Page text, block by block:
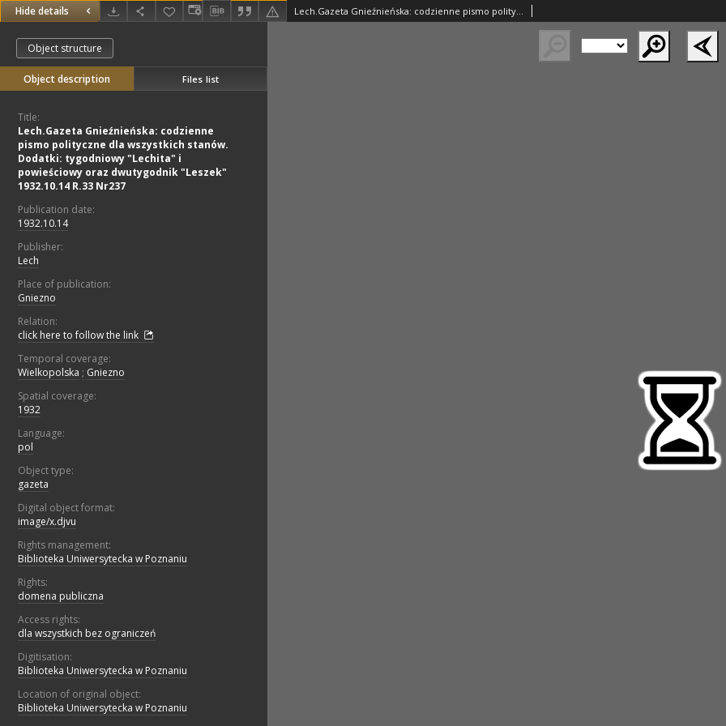
Hide details Lech.Gazeta Gnieźnieńska: codzienne pismo polityczne dla wszystkich stanów. Dodatki: tygodniowy "Lechita" i powieściowy oraz dwutygodnik "Leszek" 1932.10.14 R.33 Nr237
Object structure
Object description Files list
Title:
Lech.Gazeta Gnieźnieńska: codzienne
pismo polityczne dla wszystkich stanów.
Dodatki: tygodniowy "Lechita" i
powieściowy oraz dwutygodnik "Leszek"
1932.10.14 R.33 Nr237
Publication date:
1932.10.14
Publisher:
Lech
Place of publication:
Gniezno
Relation:
click here to follow the link
Temporal coverage:
Wielkopolska ; Gniezno
Spatial coverage:
1932
Language:
pol
Object type:
gazeta
Digital object format:
image/x.djvu
Rights management:
Biblioteka Uniwersytecka w Poznaniu
Rights:
domena publiczna
Access rights:
dla wszystkich bez ograniczeń
Digitisation:
Biblioteka Uniwersytecka w Poznaniu
Location of original object:
Biblioteka Uniwersytecka w Poznaniu